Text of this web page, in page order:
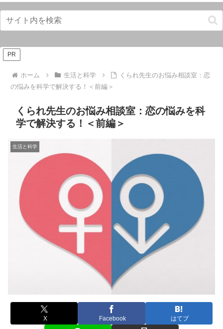
PR
ホーム 生活と科学
くられ先生のお悩み相談室：恋
の悩みを科学で解決する！＜前編＞
くられ先生のお悩み相談室：恋の悩みを科
学で解決する！＜前編＞
生活と科学
X Facebook はてブ